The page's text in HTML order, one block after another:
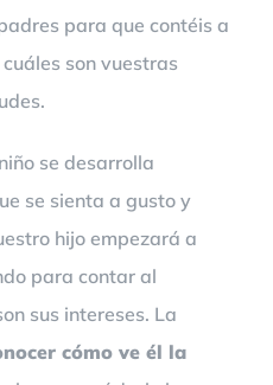
para que contéis a
son vuestras
se desarrolla
se sienta a gusto y
hijo empezará a
para contar al
sus intereses. La
cómo ve él la